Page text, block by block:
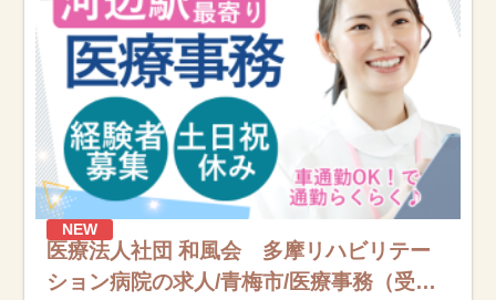
医療事務求人ドットコムとは
サイトの使い方
就職サポート
人材をお探しの医療機関・企業様
運営会社
NEW
医療法人社団 和風会 多摩リハビリテー
ション病院の求人/青梅市/医療事務（受